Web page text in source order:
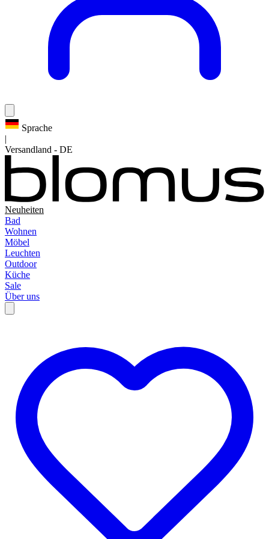
Sprache
|
Versandland - DE
Neuheiten
Bad
Wohnen
Möbel
Leuchten
Outdoor
Küche
Sale
Über uns